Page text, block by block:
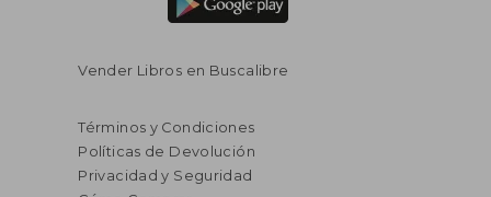
Vender Libros en Buscalibre
Términos y Condiciones
Políticas de Devolución
Privacidad y Seguridad